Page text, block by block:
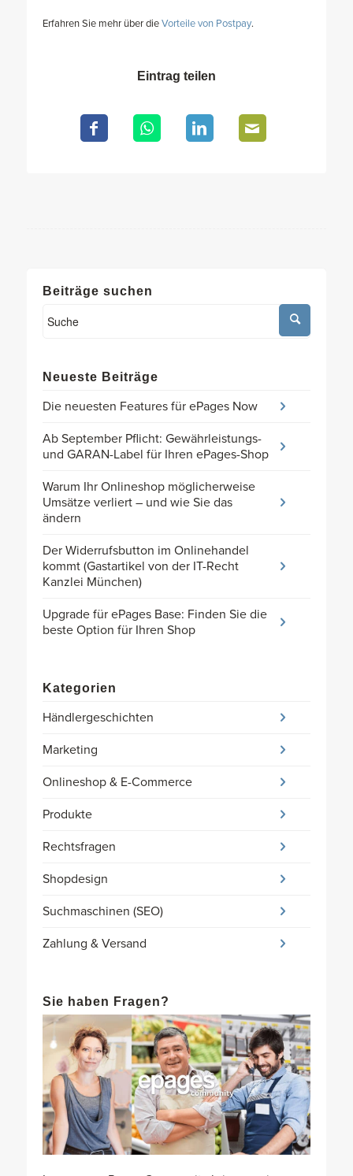
Erfahren Sie mehr über dieVorteile von Postpay.
Eintrag teilen
Beiträge suchen
Neueste Beiträge
Die neuesten Features für ePages Now
Ab September Pflicht: Gewährleistungs-
und GARAN-Label für Ihren ePages-Shop
Warum Ihr Onlineshop möglicherweise
Umsätze verliert – und wie Sie das
ändern
Der Widerrufsbutton im Onlinehandel
kommt (Gastartikel von der IT-Recht
Kanzlei München)
Upgrade für ePages Base: Finden Sie die
beste Option für Ihren Shop
Kategorien
Händlergeschichten
Marketing
Onlineshop & E-Commerce
Produkte
Rechtsfragen
Shopdesign
Suchmaschinen (SEO)
Zahlung & Versand
Sie haben Fragen?